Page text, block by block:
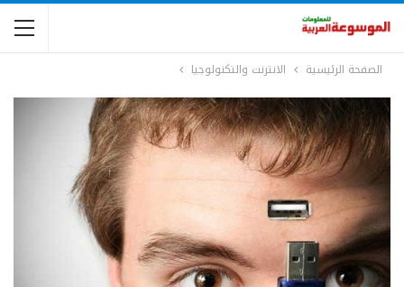
الصفحة الرئيسية الانترنت والتكنولوجيا